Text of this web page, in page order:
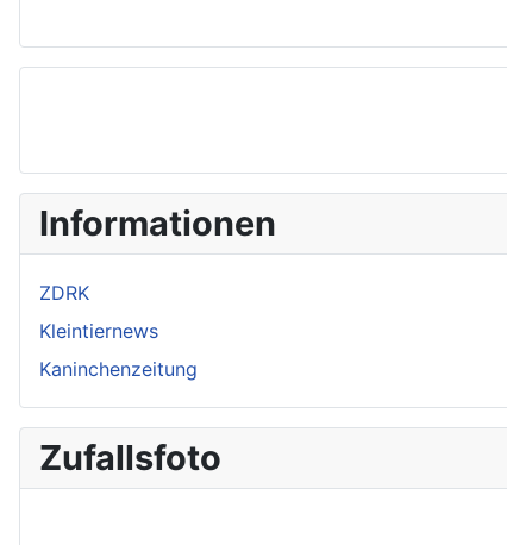
Informationen
ZDRK
Kleintiernews
Kaninchenzeitung
Zufallsfoto